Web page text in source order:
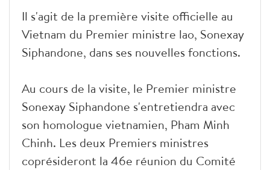
Il s'agit de la première visite officielle au
Vietnam du Premier ministre lao, Sonexay
Siphandone, dans ses nouvelles fonctions.
Au cours de la visite, le Premier ministre
Sonexay Siphandone s'entretiendra avec
son homologue vietnamien, Pham Minh
Chinh. Les deux Premiers ministres
coprésideront la 46e réunion du Comité